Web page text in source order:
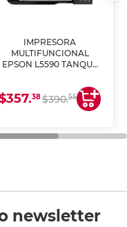
IMPRESORA
MULTIFUNCIONAL
EPSON L5590 TANQUE
COPIA Y ESCANEA)
38$390.55
newsletter